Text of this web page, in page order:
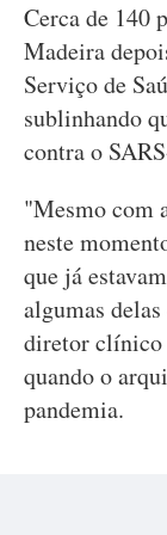
Cerca de 140
Madeira
Serviço de
sublinhando
contra o
"Mesmo com
neste
que já
algumas
diretor clínico
quando o
pandemia.